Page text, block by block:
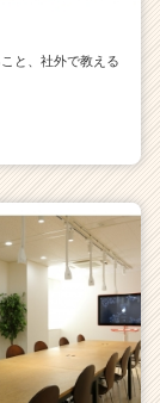
と、社外で教える